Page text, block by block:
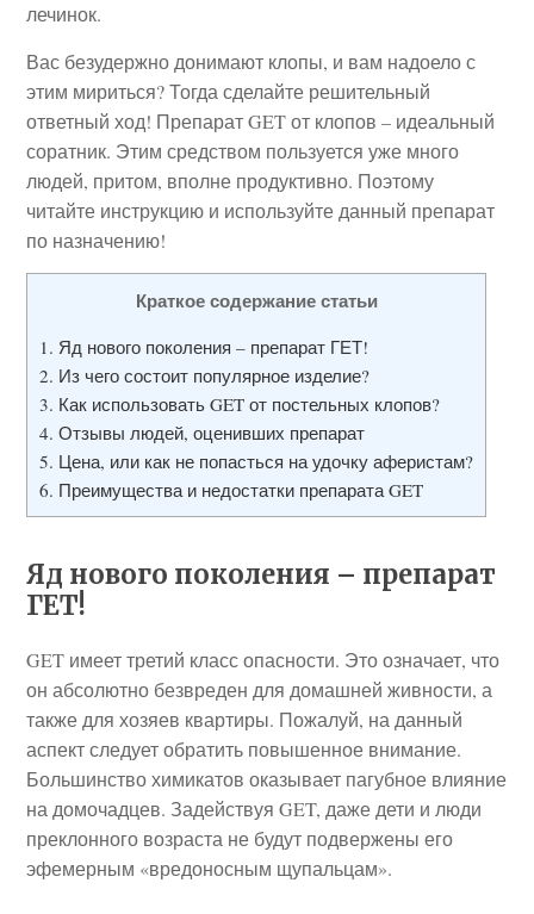
лечинок.
Вас безудержно донимают клопы, и вам надоело с
этим мириться? Тогда сделайте решительный
ответный ход! Препарат GET от клопов – идеальный
соратник. Этим средством пользуется уже много
людей, притом, вполне продуктивно. Поэтому
читайте инструкцию и используйте данный препарат
по назначению!
Краткое содержание статьи
1. Яд нового поколения – препарат ГЕТ!
2. Из чего состоит популярное изделие?
3. Как использовать GET от постельных клопов?
4. Отзывы людей, оценивших препарат
5. Цена, или как не попасться на удочку аферистам?
6. Преимущества и недостатки препарата GET
Яд нового поколения – препарат
ГЕТ!
GET имеет третий класс опасности. Это означает, что
он абсолютно безвреден для домашней живности, а
также для хозяев квартиры. Пожалуй, на данный
аспект следует обратить повышенное внимание.
Большинство химикатов оказывает пагубное влияние
на домочадцев. Задействуя GET, даже дети и люди
преклонного возраста не будут подвержены его
эфемерным «вредоносным щупальцам».